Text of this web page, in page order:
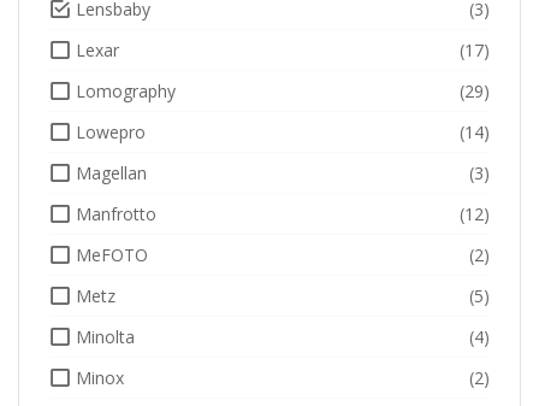
Lensbaby
(3)
Lexar
(17)
Lomography
(29)
Lowepro
(14)
Magellan
(3)
Manfrotto
(12)
MeFOTO
(2)
Metz
(5)
Minolta
(4)
Minox
(2)